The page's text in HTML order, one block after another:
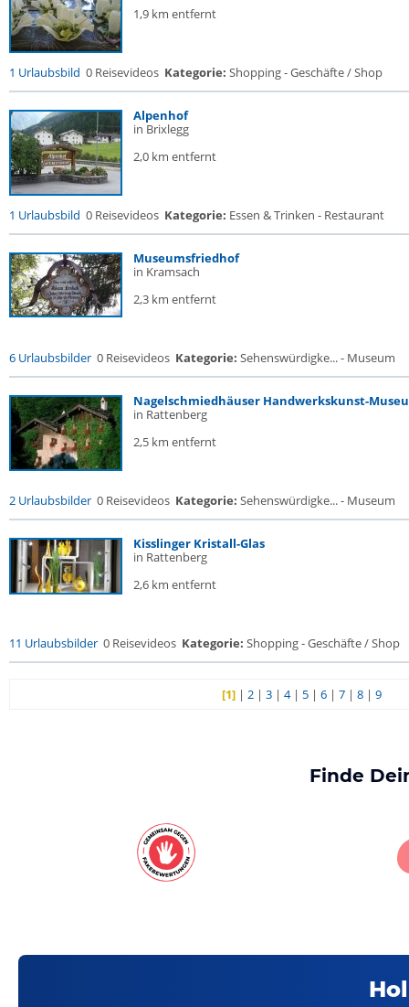
1,9 km entfernt
1 Urlaubsbild 0 Reisevideos Kategorie: Shopping - Geschäfte / Shop
Alpenhof
in Brixlegg
2,0 km entfernt
1 Urlaubsbild 0 Reisevideos Kategorie: Essen & Trinken - Restaurant
Museumsfriedhof
in Kramsach
2,3 km entfernt
6 Urlaubsbilder 0 Reisevideos Kategorie: Sehenswürdigke... - Museum
Nagelschmiedhäuser Handwerkskunst-
in Rattenberg
2,5 km entfernt
2 Urlaubsbilder 0 Reisevideos Kategorie: Sehenswürdigke... - Museum
Kisslinger Kristall-Glas
in Rattenberg
2,6 km entfernt
11 Urlaubsbilder 0 Reisevideos Kategorie: Shopping - Geschäfte / Shop
[1] |2 |3 |4| 5 |6 |7 |8 |9
Finde